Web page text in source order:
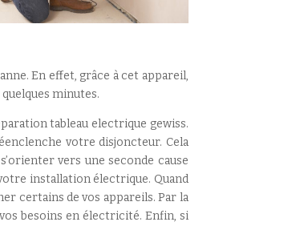
En effet, grâce à cet appareil,
minutes.
tableau electrique gewiss.
votre disjoncteur. Cela
vers une seconde cause
installation électrique. Quand
certains de vos appareils. Par la
besoins en électricité. Enfin, si